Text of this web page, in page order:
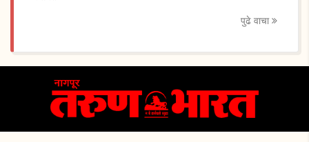
पुढे वाचा